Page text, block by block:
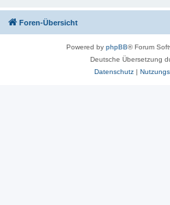
Foren-Übersicht
Powered by phpBB® Forum
Deutsche Übersetzung
Datenschutz|